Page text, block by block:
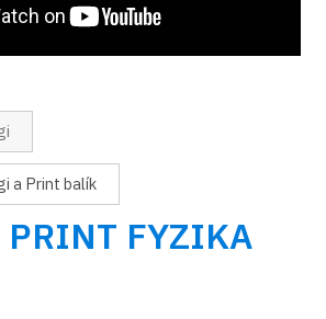
a Print balík
FYZIKA